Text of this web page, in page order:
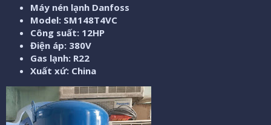
Máy nén lạnh Danfoss
Model: SM148T4VC
Công suất: 12HP
Điện áp: 380V
Gas lạnh: R22
Xuất xứ: China